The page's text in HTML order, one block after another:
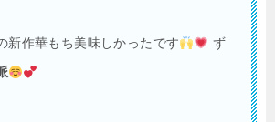
新作華もち美味しかったです
ず